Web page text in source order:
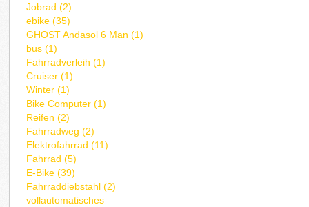
Jobrad (2)
ebike (35)
GHOST Andasol 6 Man (1)
bus (1)
Fahrradverleih (1)
Cruiser (1)
Winter (1)
Bike Computer (1)
Reifen (2)
Fahrradweg (2)
Elektrofahrrad (11)
Fahrrad (5)
E-Bike (39)
Fahrraddiebstahl (2)
vollautomatisches